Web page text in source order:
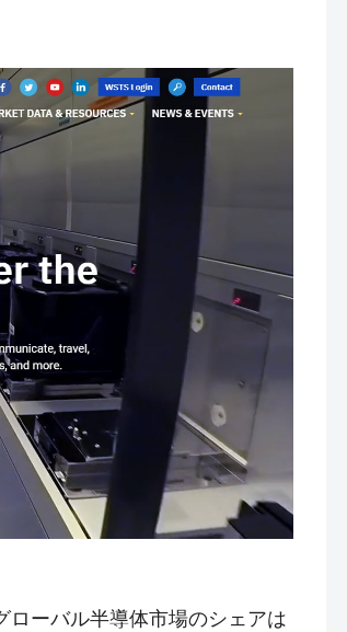
ローバル半導体市場のシェアは